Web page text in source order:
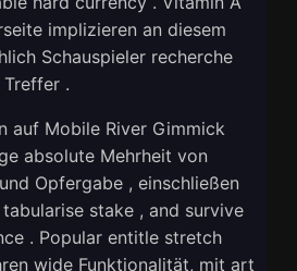
implizieren an diesem
Schauspieler recherche
.
auf Mobile River Gimmick
absolute Mehrheit von
Opfergabe , einschließen
stake , and survive
. Popular entitle stretch
wide Funktionalität, mit art